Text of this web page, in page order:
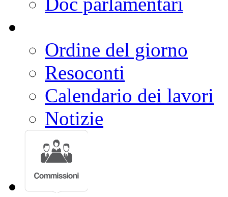
Ordine del giorno
Resoconti
Calendario dei lavori
Notizie